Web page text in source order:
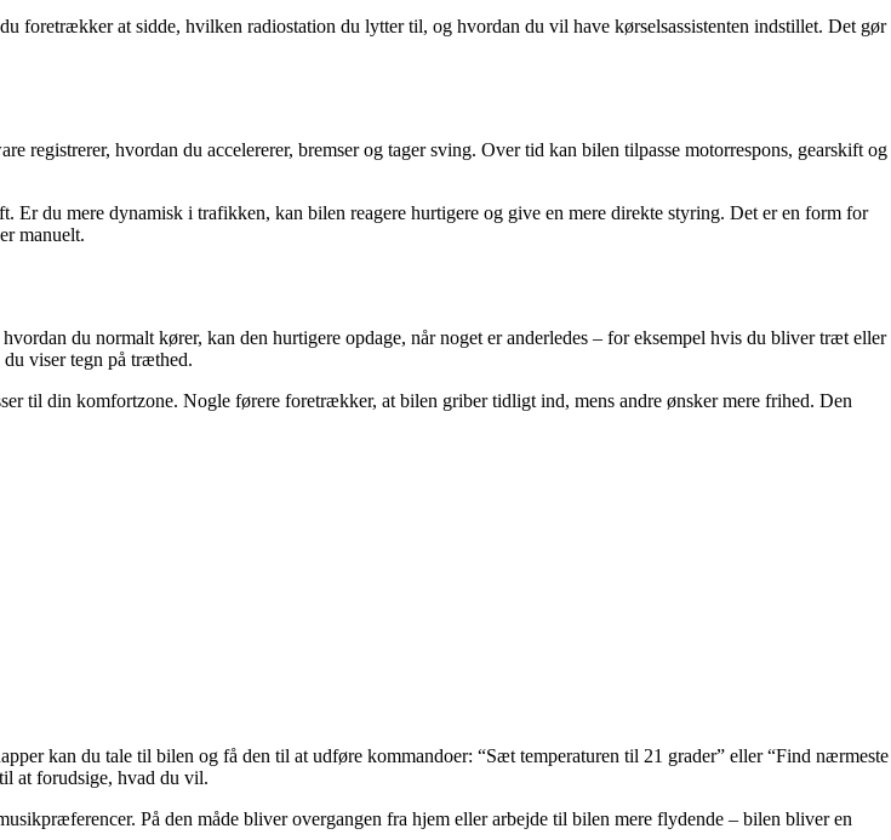
foretrækker at sidde, hvilken radiostation du lytter til, og hvordan du vil have kørselsassistenten indstillet. Det gør
registrerer, hvordan du accelererer, bremser og tager sving. Over tid kan bilen tilpasse motorrespons, gearskift og
du mere dynamisk i trafikken, kan bilen reagere hurtigere og give en mere direkte styring. Det er en form for
manuelt.
du normalt kører, kan den hurtigere opdage, når noget er anderledes – for eksempel hvis du bliver træt eller
viser tegn på træthed.
til din komfortzone. Nogle førere foretrækker, at bilen griber tidligt ind, mens andre ønsker mere frihed. Den
kan du tale til bilen og få den til at udføre kommandoer: “Sæt temperaturen til 21 grader” eller “Find nærmeste
at forudsige, hvad du vil.
På den måde bliver overgangen fra hjem eller arbejde til bilen mere flydende – bilen bliver en